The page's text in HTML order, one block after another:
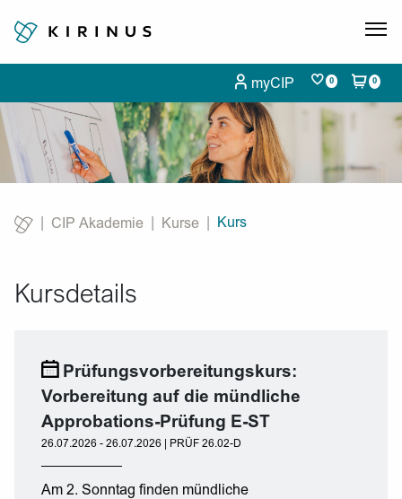
myCIP 0 0
CIP Akademie Kurse
Current:
Kurs
Kursdetails
Prüfungsvorbereitungskurs:
Vorbereitung auf die mündliche
Approbations-Prüfung E-ST
26.07.2026 - 26.07.2026 | PRÜF 26.02-D
Am 2. Sonntag finden mündliche